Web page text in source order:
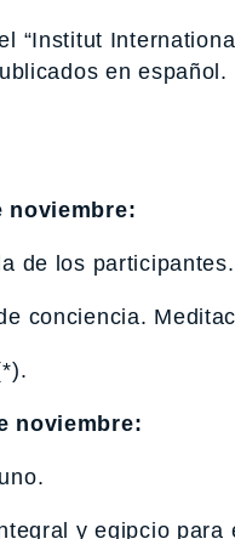
“Institut
en español.
noviembre:
de los participantes.
conciencia.
noviembre:
y egipcio para